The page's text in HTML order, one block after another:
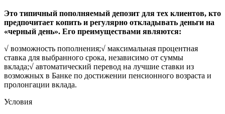
Это типичный пополняемый депозит для тех клиентов, кто
предпочитает копить и регулярно откладывать деньги на
«черный день». Его преимуществами являются:
√ возможность пополнения;√ максимальная процентная
ставка для выбранного срока, независимо от суммы
вклада;√ автоматический перевод на лучшие ставки из
возможных в Банке по достижении пенсионного возраста и
пролонгации вклада.
Условия